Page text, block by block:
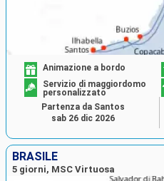
Animazione a bordo
Servizio di maggiordomo
personalizzato
Partenza da Santos
sab 26 dic 2026
BRASILE
5 giorni, MSC Virtuosa